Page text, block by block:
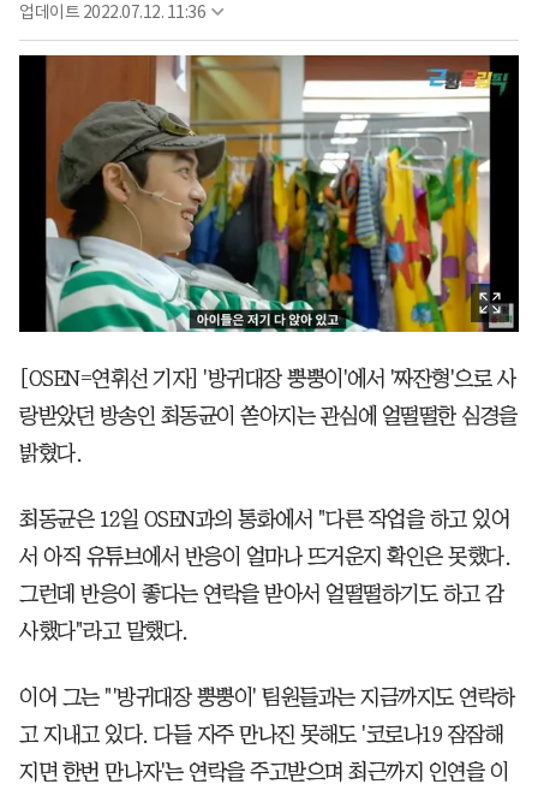
업데이트 2022.07.12. 11:36
[OSEN=연휘선 기자] '방귀대장 뿡뿡이'에서 '짜잔형'으로 사
랑받았던 방송인 최동균이 쏟아지는 관심에 얼떨떨한 심경을
밝혔다.
최동균은 12일 OSEN과의 통화에서 "다른 작업을 하고 있어
서 아직 유튜브에서 반응이 얼마나 뜨거운지 확인은 못했다.
그런데 반응이 좋다는 연락을 받아서 얼떨떨하기도 하고 감
사했다"라고 말했다.
이어 그는 "'방귀대장 뿡뿡이' 팀원들과는 지금까지도 연락하
고 지내고 있다. 다들 자주 만나진 못해도 '코로나19 잠잠해
지면 한번 만나자'는 연락을 주고받으며 최근까지 인연을 이